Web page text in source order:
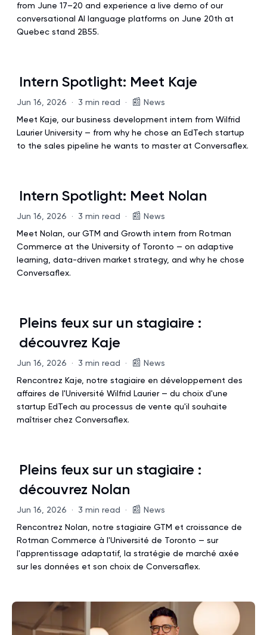
from June 17–20 and experience a live demo of our
conversational AI language platforms on June 20th at
Quebec stand 2B55.
Intern Spotlight: Meet Kaje
Jun 16, 2026 · 3 min read · 📰 News
Meet Kaje, our business development intern from Wilfrid
Laurier University — from why he chose an EdTech startup
to the sales pipeline he wants to master at Conversaflex.
Intern Spotlight: Meet Nolan
Jun 16, 2026 · 3 min read · 📰 News
Meet Nolan, our GTM and Growth intern from Rotman
Commerce at the University of Toronto — on adaptive
learning, data-driven market strategy, and why he chose
Conversaflex.
Pleins feux sur un stagiaire :
découvrez Kaje
Jun 16, 2026 · 3 min read · 📰 News
Rencontrez Kaje, notre stagiaire en développement des
affaires de l'Université Wilfrid Laurier — du choix d'une
startup EdTech au processus de vente qu'il souhaite
maîtriser chez Conversaflex.
Pleins feux sur un stagiaire :
découvrez Nolan
Jun 16, 2026 · 3 min read · 📰 News
Rencontrez Nolan, notre stagiaire GTM et croissance de
Rotman Commerce à l'Université de Toronto — sur
l'apprentissage adaptatif, la stratégie de marché axée
sur les données et son choix de Conversaflex.